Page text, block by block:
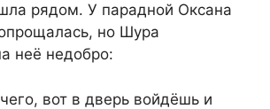
рядом. У парадной Оксана
но Шура
неё недобро:
вот в дверь войдёшь и